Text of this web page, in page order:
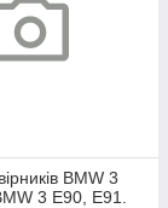
BMW 3
3 Е90, Е91.